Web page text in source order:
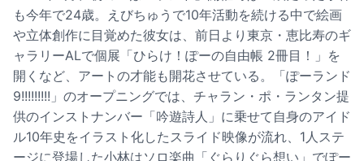
も今年で24歳。えびちゅうで10年活動を続ける中で絵画
や立体創作に目覚めた彼女は、前日より東京・恵比寿のギ
ャラリーALで個展「ひらけ！ぽーの自由帳 2冊目！」を
開くなど、アートの才能も開花させている。「ぽーランド
9!!!!!!!!!」のオープニングでは、チャラン・ポ・ランタン提
供のインストナンバー「吟遊詩人」に乗せて自身のアイド
ル10年史をイラスト化したスライド映像が流れ、1人ステ
ージに登場した小林はソロ楽曲「ぐらりぐら想い」でぽー